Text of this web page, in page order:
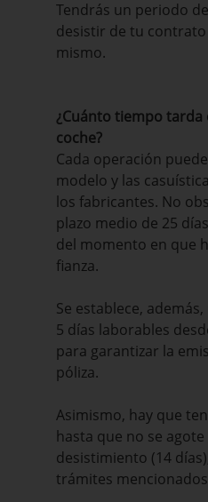
Tendrás un periodo
desistir de tu
mismo.
¿Cuánto tiempo tarda
coche?
Cada operación
modelo y las
los fabricantes. No
plazo medio de 25
del momento en que
fianza.
Se establece,
5 días laborables
para garantizar la
póliza.
Asimismo, hay que
hasta que no se
desistimiento (14
trámites